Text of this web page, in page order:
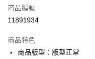
信用卡分期付款
合作金庫商業銀行
華南商業銀行
超商取貨付款
商品編號
11891934
商品特色
商品版型：版型正常